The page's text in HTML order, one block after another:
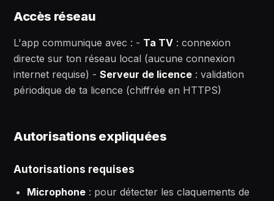
Accès réseau
L'app communique avec : - Ta TV : connexion
directe sur ton réseau local (aucune connexion
internet requise) - Serveur de licence : validation
périodique de ta licence (chiffrée en HTTPS)
Autorisations expliquées
Autorisations requises
Microphone : pour détecter les claquements de